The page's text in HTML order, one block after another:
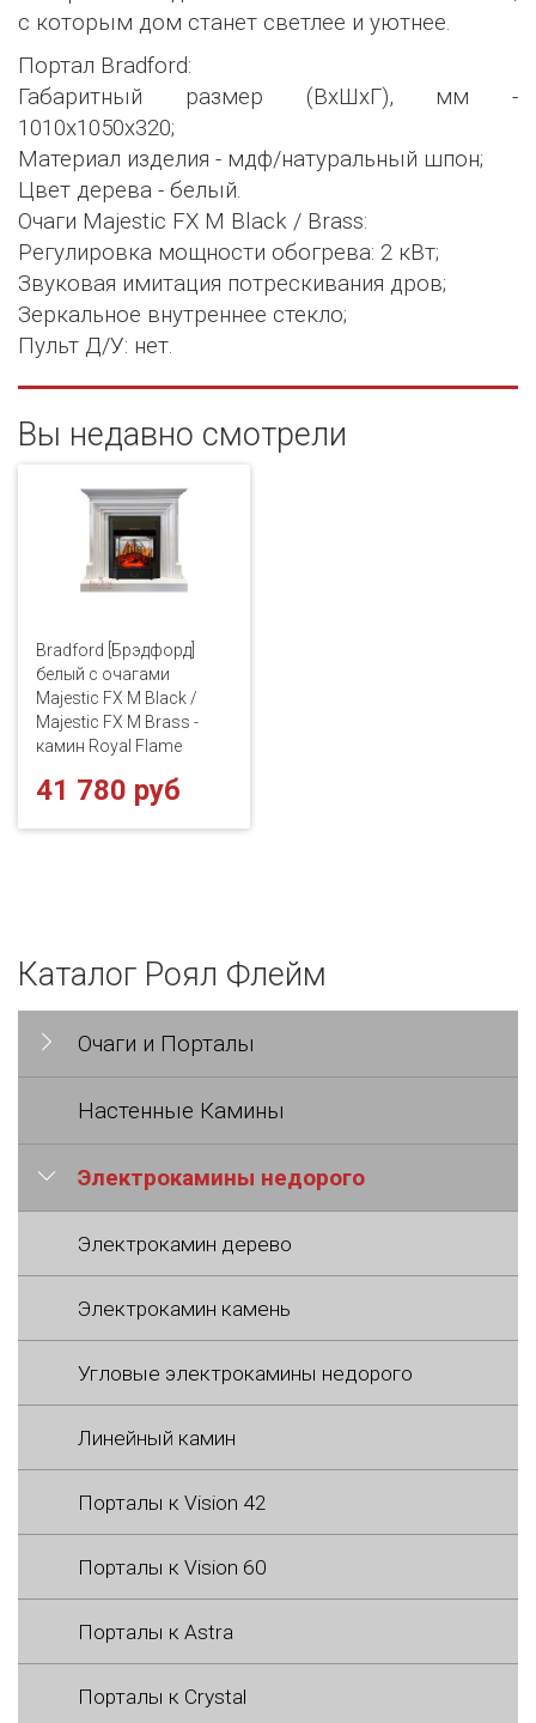
с которым дом станет светлее и уютнее.
Портал Bradford:
Габаритный размер (ВхШхГ), мм -
1010х1050х320;
Материал изделия - мдф/натуральный шпон;
Цвет дерева - белый.
Очаги Majestic FX M Black / Brass:
Регулировка мощности обогрева: 2 кВт;
Звуковая имитация потрескивания дров;
Зеркальное внутреннее стекло;
Пульт Д/У: нет.
Вы недавно смотрели
Bradford [Брэдфорд]
белый с очагами
Majestic FX M Black /
Majestic FX M Brass -
камин Royal Flame
41 780 руб
Каталог Роял Флейм
Очаги и Порталы
Настенные Камины
Электрокамины недорого
Электрокамин дерево
Электрокамин камень
Угловые электрокамины недорого
Линейный камин
Порталы к Vision 42
Порталы к Vision 60
Порталы к Astra
Порталы к Crystal